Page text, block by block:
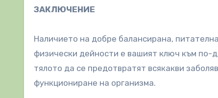
ЗАКЛЮЧЕНИЕ
Наличието на добре балансирана,
физически дейности е вашият ключ към по-
тялото да се предотвратят всякакви
функциониране на организма.